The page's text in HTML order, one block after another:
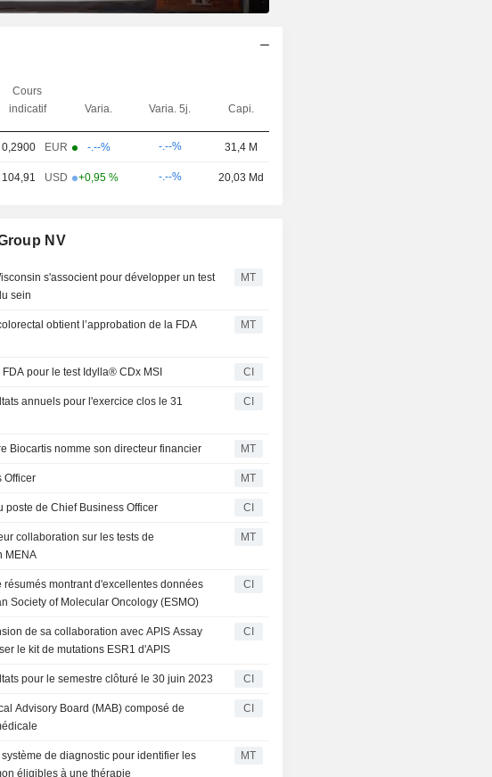
Cours
indicatif
Varia. Varia. 5j. Capi.
0,2900 EUR -.--% -.--% 31,4 M
104,91 USD +0,95 % -.--% 20,03 Md
NV
s'associent pour développer un test
sein
MT
obtient l’approbation de la FDA
MT
pour le test Idylla® CDx MSI CI
annuels pour l'exercice clos le 31
CI
Biocartis nomme son directeur financier MT
Officer MT
poste de Chief Business Officer CI
collaboration sur les tests de
MENA
MT
résumés montrant d'excellentes données
Society of Molecular Oncology (ESMO)
CI
de sa collaboration avec APIS Assay
le kit de mutations ESR1 d'APIS
CI
pour le semestre clôturé le 30 juin 2023 CI
Advisory Board (MAB) composé de
CI
de diagnostic pour identifier les
éligibles à une thérapie
MT